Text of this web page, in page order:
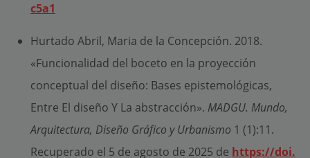
c5a1
Hurtado Abril, Maria de la Concepción. 2018.
«Funcionalidad del boceto en la proyección
conceptual del diseño: Bases epistemológicas,
Entre El diseño Y La abstracción». MADGU. Mundo,
Arquitectura, Diseño Gráfico y Urbanismo 1 (1):11.
Recuperado el 5 de agosto de 2025 de https://doi.